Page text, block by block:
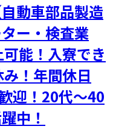
動車部品製造
ー・検査業
能！入寮でき
！年間休日
迎！20代～40
中！